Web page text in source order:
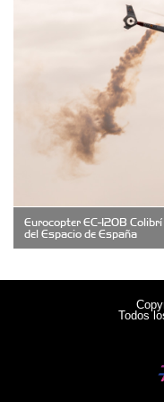
Casa Berta
Clima
Denisi
Eurocopter EC-120B
del Espacio de España
Todos